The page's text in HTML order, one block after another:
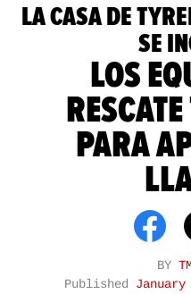
LA CASA DE
SE
LOS
PARA
BY
Published